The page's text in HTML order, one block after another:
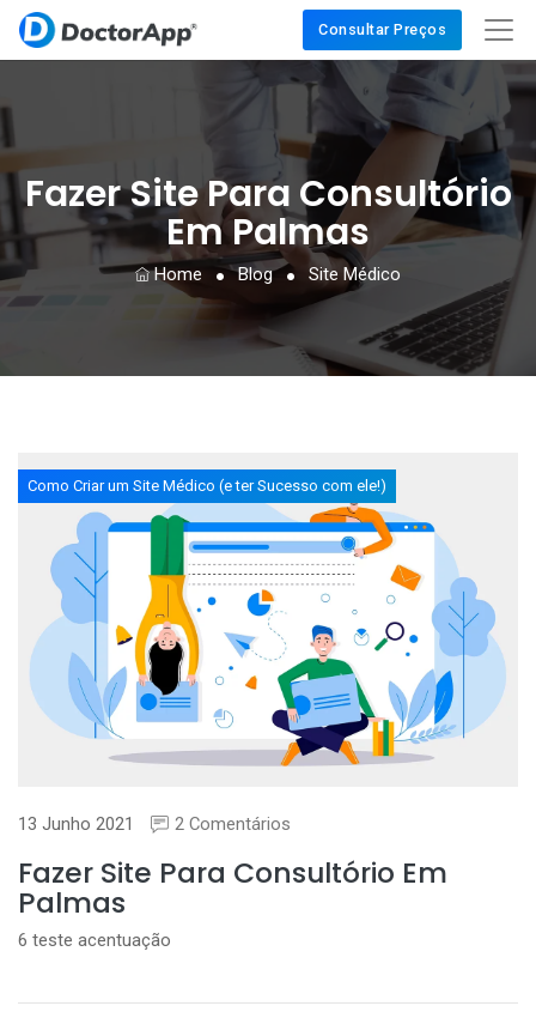
Consultar Preços
Fazer Site Para Consultório
Em Palmas
Home Blog Site Médico
Como Criar um Site Médico (e ter Sucesso com ele!)
13 Junho 2021 2 Comentários
Fazer Site Para Consultório Em
Palmas
6 teste acentuação